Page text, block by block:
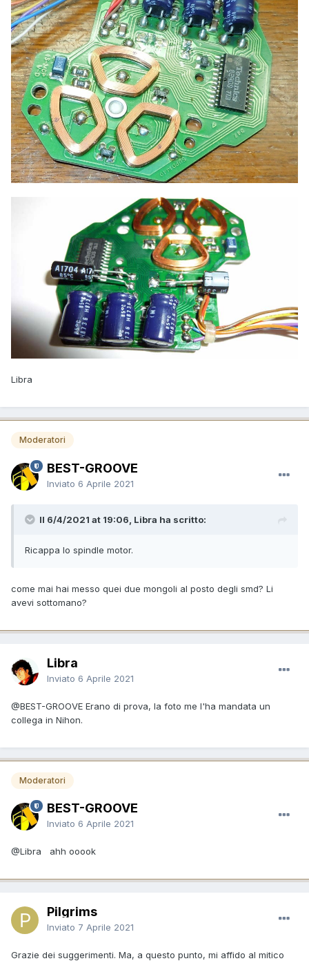
Libra
Moderatori
BEST-GROOVE
Inviato 6 Aprile 2021
Il 6/4/2021 at 19:06, Libra ha scritto:
Ricappa lo spindle motor.
come mai hai messo quei due mongoli al posto degli smd? Li
avevi sottomano?
Libra
Inviato 6 Aprile 2021
@BEST-GROOVE Erano di prova, la foto me l'ha mandata un
collega in Nihon.
Moderatori
BEST-GROOVE
Inviato 6 Aprile 2021
@Libra ahh ooook
Pilgrims
Inviato 7 Aprile 2021
Grazie dei suggerimenti. Ma, a questo punto, mi affido al mitico